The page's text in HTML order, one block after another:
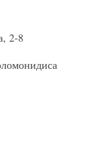
2-8